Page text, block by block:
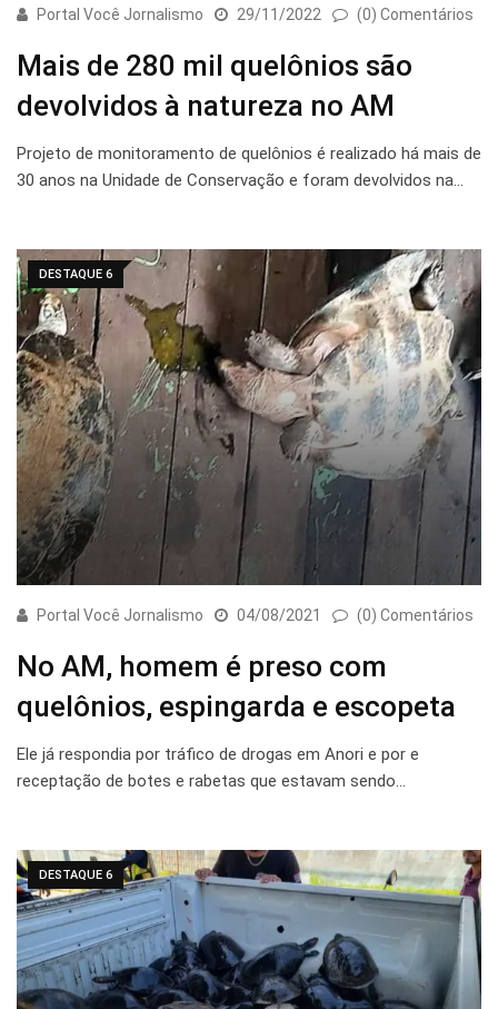
Portal Você Jornalismo 29/11/2022 (0) Comentários
Mais de 280 mil quelônios são
devolvidos à natureza no AM
Projeto de monitoramento de quelônios é realizado há mais de
30 anos na Unidade de Conservação e foram devolvidos na…
DESTAQUE 6
Portal Você Jornalismo 04/08/2021 (0) Comentários
No AM, homem é preso com
quelônios, espingarda e escopeta
Ele já respondia por tráfico de drogas em Anori e por e
receptação de botes e rabetas que estavam sendo…
DESTAQUE 6